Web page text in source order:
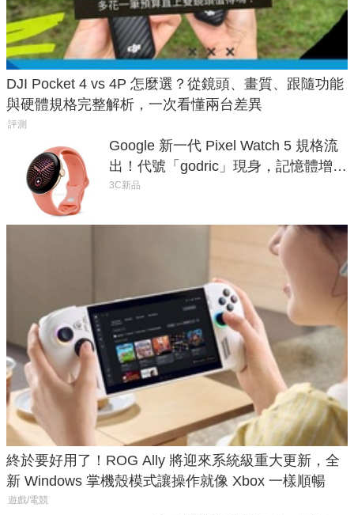
DJI Pocket 4 vs 4P 怎麼選？從鏡頭、畫質、跟隨功能
與硬體規格完整解析，一次看懂兩台差異
評測
Google 新一代 Pixel Watch 5 規格流
出！代號「godric」現身，記憶體增強
鎖定 AI 應用
3C新品
終於要好用了！ROG Ally 將迎來系統級重大更新，全
新 Windows 掌機殼模式讓操作就像 Xbox 一樣順暢
遊戲/電競